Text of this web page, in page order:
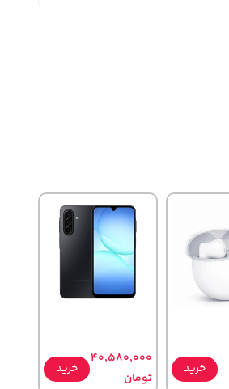
خرید
40,580,000
تومان
خرید